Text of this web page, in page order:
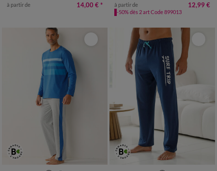
à partir de 14,00 € * à partir de 12,99 €
-50% dès 2 art Code 899013